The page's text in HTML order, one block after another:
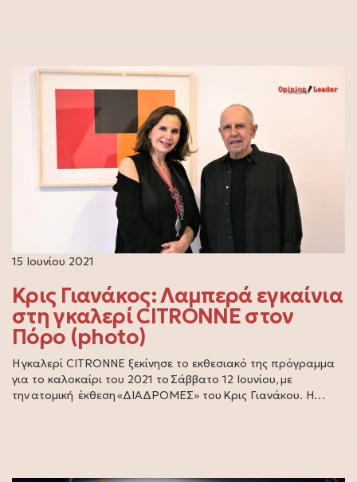
15 Ιουνίου 2021
Κρις Γιανάκος: Λαμπερά εγκαίνια
στη γκαλερί CITRONNE στον
Πόρο (photo)
Η γκαλερί CITRONNE ξεκίνησε το εκθεσιακό της πρόγραμμα
για το καλοκαίρι του 2021 το Σάββατο 12 Ιουνίου, με
την ατομική έκθεση «ΔΙΑΔΡΟΜΕΣ» του Κρις Γιανάκου. Η…